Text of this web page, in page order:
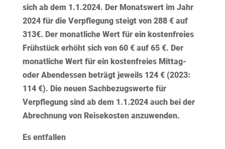
sich ab dem 1.1.2024. Der Monatswertim Jahr
2024 für die Verpflegung steigt von 288 € auf
313€. Der monatliche Wert für ein kostenfreies
Frühstück erhöht sich von 60 € auf 65 €. Der
monatliche Wert für ein kostenfreies Mittag-
oder Abendessen beträgt jeweils 124 € (2023:
114 €). Die neuen Sachbezugswerte für
Verpflegung sind ab dem 1.1.2024 auch bei der
Abrechnung von Reisekosten anzuwenden.
Es entfallen